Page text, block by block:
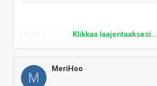
Klikkaa laajentaaksesi...
M
MeriHoo